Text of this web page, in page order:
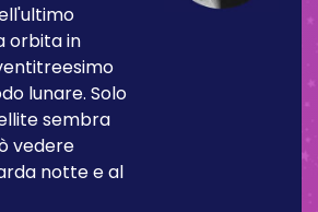
orbita in
lunare. Solo
sembra
vedere
notte e al